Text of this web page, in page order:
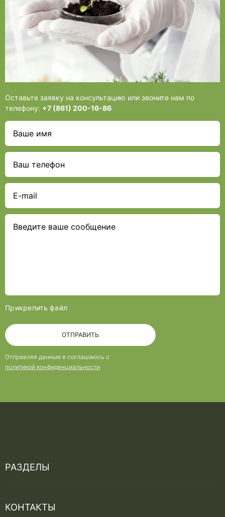
Оставьте заявку на консультацию или звоните нам по
телефону: +7 (861) 200-16-86
Прикрепить файл
ОТПРАВИТЬ
Отправляя данные я соглашаюсь с
политикой конфиденциальности
КОНТАКТЫ
РАЗДЕЛЫ
Проектирование